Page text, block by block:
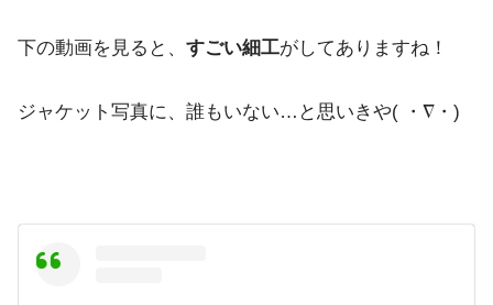
下の動画を見ると、 すごい細工がしてありますね！
ジャケット写真に、誰もいない…と思いきや( ・∇・)